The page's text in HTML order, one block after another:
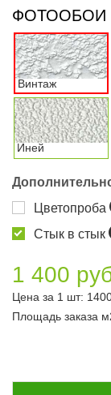
ФОТООБОИ
Винтаж
Иней
Цветопроба
Стык в стык
1 400
Цена за 1 шт:
Площадь заказа